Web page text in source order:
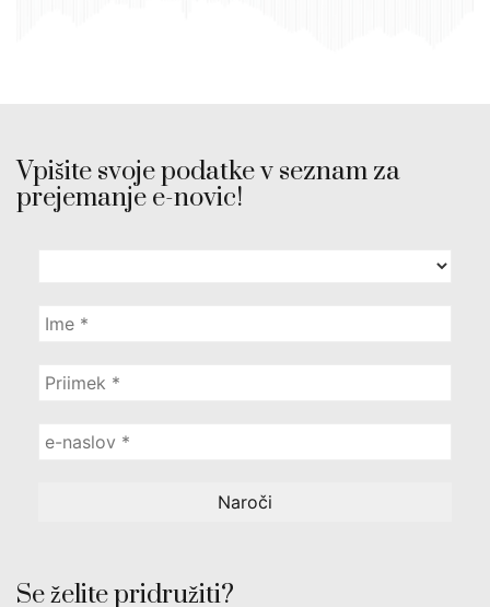
Vpišite svoje podatke v seznam za
prejemanje e-novic!
Se želite pridružiti?